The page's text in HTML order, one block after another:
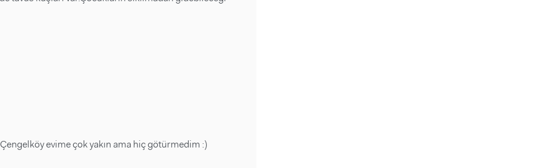
evime çok yakın ama hiç götürmedim :)